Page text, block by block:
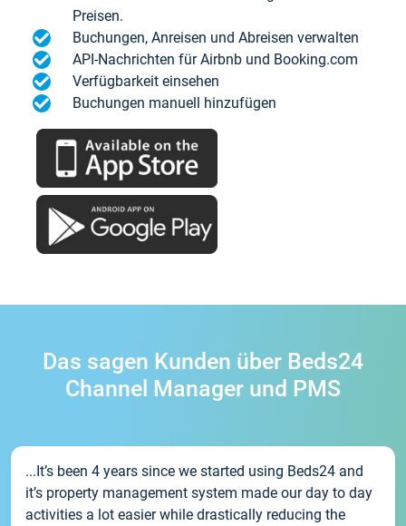
Preisen.
Buchungen, Anreisen und Abreisen verwalten
API-Nachrichten für Airbnb und Booking.com
Verfügbarkeit einsehen
Buchungen manuell hinzufügen
Das sagen Kunden über Beds24
Channel Manager und PMS
...It’s been 4 years since we started using Beds24 and
it’s property management system made our day to day
activities a lot easier while drastically reducing the